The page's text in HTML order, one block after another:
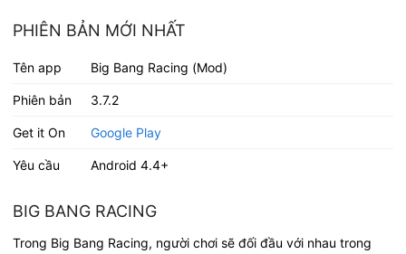
PHIÊN BẢN MỚI NHẤT
Tên app Big Bang Racing (Mod)
Phiên bản 3.7.2
Get it On Google Play
Yêu cầu Android 4.4+
BIG BANG RACING
Trong Big Bang Racing, người chơi sẽ đối đầu với nhau trong